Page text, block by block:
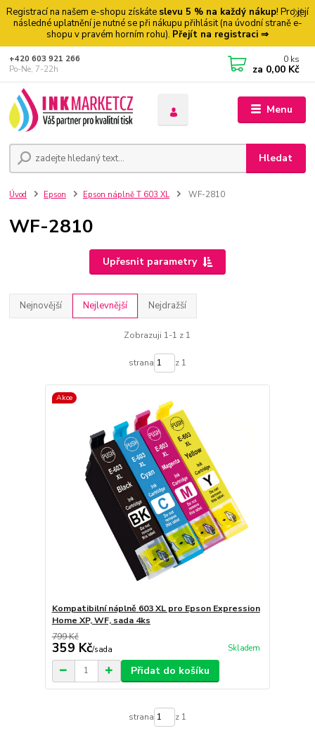
Registrací na našem e-shopu získáte slevu 5 % na každý nákup! Pro její
následné uplatnění je nutné se při nákupu přihlásit (na úvodní straně e-
shopu v pravém horním rohu). Přejít na registraci ⇒
Menu
Hledat
+420 603 921 266
Po-Ne, 7-22h
0 ks
za 0,00 Kč
Úvod Epson Epson náplně T 603 XL WF-2810
WF-2810
Upřesnit parametry
Nejnovější Nejlevnější Nejdražší
Zobrazuji 1-1 z 1
strana z 1
Akce
Kompatibilní náplně 603 XL pro Epson Expression
Home XP, WF, sada 4ks
799 Kč
359 Kč/sada Skladem
Přidat do košíku
strana z 1